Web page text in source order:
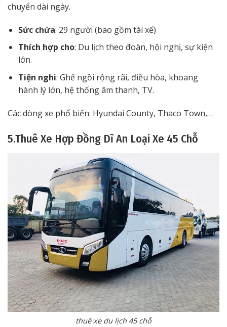
chuyển dài ngày.
Sức chứa: 29 người (bao gồm tài xế)
Thích hợp cho: Du lịch theo đoàn, hội nghị, sự kiện
lớn.
Tiện nghi: Ghế ngồi rộng rãi, điều hòa, khoang
hành lý lớn, hệ thống âm thanh, TV.
Các dòng xe phổ biến: Hyundai County, Thaco Town,…
5.Thuê Xe Hợp Đồng Dĩ An Loại Xe 45 Chỗ
thuê xe du lịch 45 chỗ